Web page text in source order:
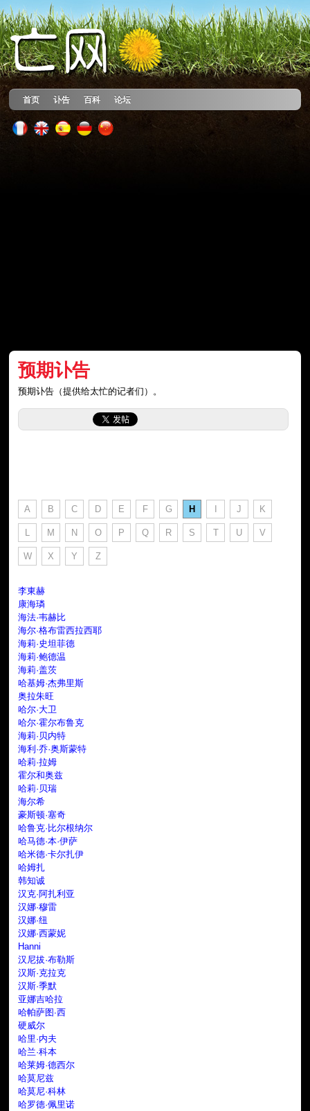
首页 讣告 百科 论坛
预期讣告
预期讣告（提供给太忙的记者们）。
A B C D E F G H I J K
L M N O P Q R S T U V
W X Y Z
李東赫
康海璘
海法·韦赫比
海尔·格布雷西拉西耶
海莉·史坦菲德
海莉·鲍德温
海莉·盖茨
哈基姆·杰弗里斯
奥拉朱旺
哈尔·大卫
哈尔·霍尔布鲁克
海莉·贝内特
海利·乔·奥斯蒙特
哈莉·拉姆
霍尔和奥兹
哈莉·贝瑞
海尔希
豪斯顿·塞奇
哈鲁克·比尔根纳尔
哈马德·本·伊萨
哈米德·卡尔扎伊
哈姆扎
韩知诚
汉克·阿扎利亚
汉娜·穆雷
汉娜·纽
汉娜·西蒙妮
Hanni
汉尼拔·布勒斯
汉斯·克拉克
汉斯·季默
亚娜吉哈拉
哈帕萨图∙西
硬威尔
哈里·内夫
哈兰·科本
哈莱姆·德西尔
哈莫尼兹
哈莫尼·科林
哈罗德·佩里诺